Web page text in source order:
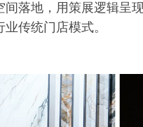
落地，用策展逻辑呈
传统门店模式。